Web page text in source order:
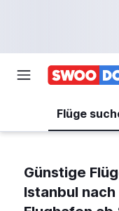
Flüge
Günstige
Istanbul